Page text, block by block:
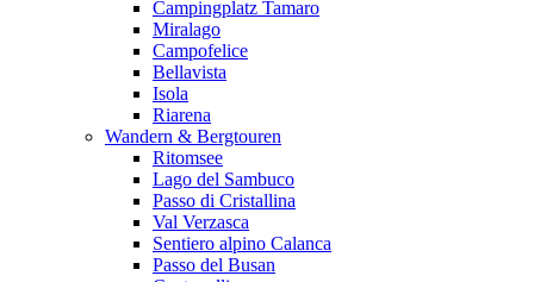
Campingplatz Tamaro
Miralago
Campofelice
Bellavista
Isola
Riarena
Wandern & Bergtouren
Ritomsee
Lago del Sambuco
Passo di Cristallina
Val Verzasca
Sentiero alpino Calanca
Passo del Busan